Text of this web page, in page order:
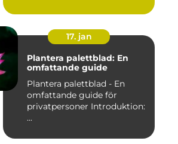
17. jan
Plantera palettblad: En
omfattande guide
Plantera palettblad - En
omfattande guide för
privatpersoner Introduktion:
...